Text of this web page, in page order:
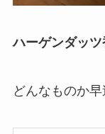
ハーゲンダッ
どんなものか